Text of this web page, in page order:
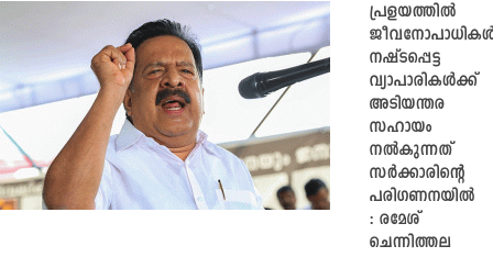
പ്രളയത്തിൽ
നഷ്ടപ്പെട്ട
വ്യാപാരികൾക്ക്
അടിയന്തര
സഹായം
നൽകുന്നത്
സർക്കാരിന്റെ
പരിഗണനയിൽ
: രമേശ്
ചെന്നിത്തല